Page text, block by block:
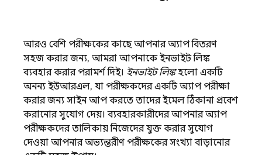
আরও বেশি পরীক্ষকের কাছে আপনার অ্যাপ বিতরণ
সহজ করার জন্য, আমরা আপনাকে ইনভাইট লিঙ্ক
ব্যবহার করার পরামর্শ দিই। ইনভাইট লিঙ্কহলো একটি
অনন্য ইউআরএল, যা পরীক্ষকদের একটি অ্যাপ পরীক্ষা
করার জন্য সাইন আপ করতে তাদের ইমেল ঠিকানা প্রবেশ
করানোর সুযোগ দেয়। ব্যবহারকারীদের আপনার অ্যাপ
পরীক্ষকদের তালিকায় নিজেদের যুক্ত করার সুযোগ
দেওয়া আপনার অভ্যন্তরীণ পরীক্ষকের সংখ্যা বাড়ানোর